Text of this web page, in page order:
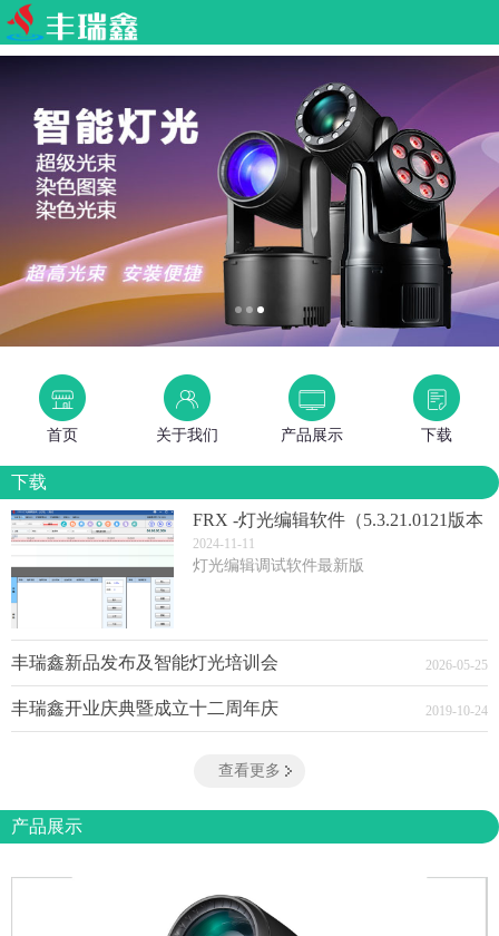
首页 关于我们 产品展示 下载
下载
FRX -灯光编辑软件（5.3.21.0121版本
(3)
灯光编辑调试软件最新版
2024-11-11
丰瑞鑫新品发布及智能灯光培训会 2026-05-25
丰瑞鑫开业庆典暨成立十二周年庆 2019-10-24
查看更多
产品展示